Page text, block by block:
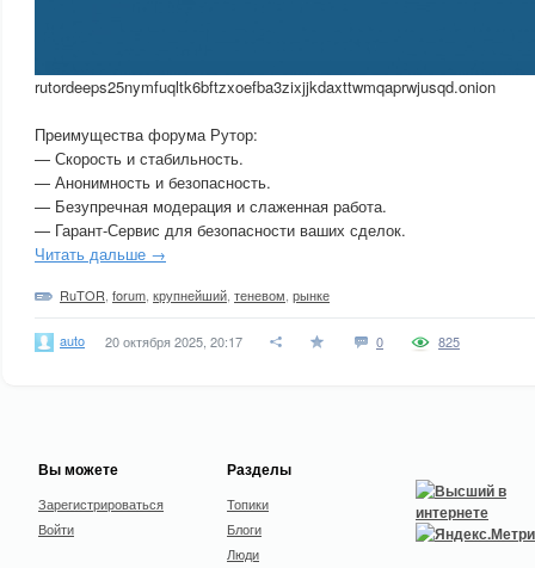
rutordeeps25nymfuqltk6bftzxoefba3zixjjkdaxttwmqaprwjusqd.onion
Преимущества форума Рутор:
— Скорость и стабильность.
— Анонимность и безопасность.
— Безупречная модерация и слаженная работа.
— Гарант-Сервис для безопасности ваших сделок.
Читать дальше →
RuTOR forum крупнейший теневом рынке
auto 20 октября 2025, 20:17 0 825
Вы можете
Зарегистрироваться
Войти
Разделы
Топики
Блоги
Люди